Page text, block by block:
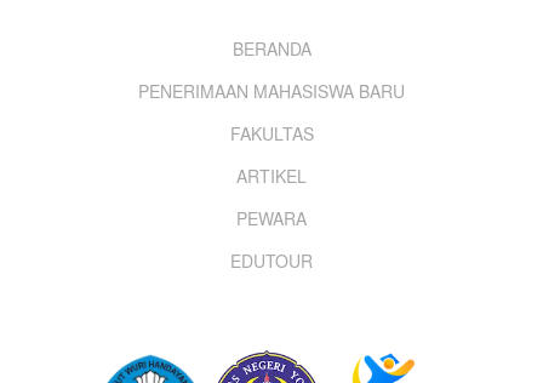
BERANDA
PENERIMAAN MAHASISWA BARU
FAKULTAS
ARTIKEL
PEWARA
EDUTOUR